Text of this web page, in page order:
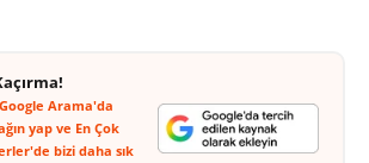
Arama'da
yap ve En Çok
bizi daha sık